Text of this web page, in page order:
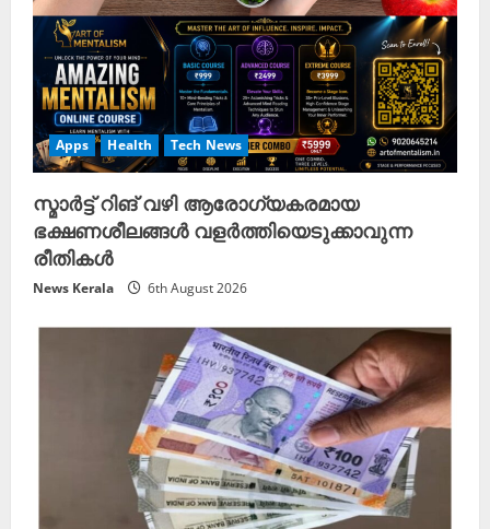
Apps Health Tech News
സ്മാർട്ട് റിങ് വഴി ആരോഗ്യകരമായ
ഭക്ഷണശീലങ്ങൾ വളർത്തിയെടുക്കാവുന്ന
രീതികൾ
News Kerala 6th August 2026